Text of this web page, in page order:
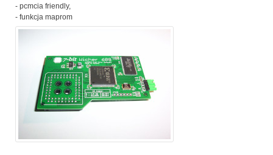
- pcmcia friendly,
- funkcja maprom